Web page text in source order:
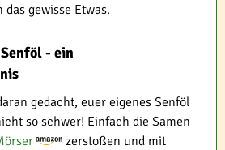
gewisse Etwas.
- ein
gedacht, euer eigenes Senföl
so schwer! Einfach die Samen
zerstoßen und mit